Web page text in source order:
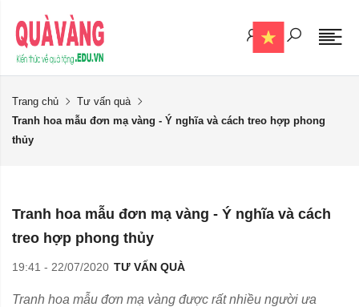
Trang chủ
Tư vấn quà
Tranh hoa mẫu đơn mạ vàng - Ý nghĩa và cách treo hợp phong
thủy
Tranh hoa mẫu đơn mạ vàng - Ý nghĩa và cách
treo hợp phong thủy
19:41 - 22/07/2020 TƯ VẤN QUÀ
Tranh hoa mẫu đơn mạ vàng được rất nhiều người ưa